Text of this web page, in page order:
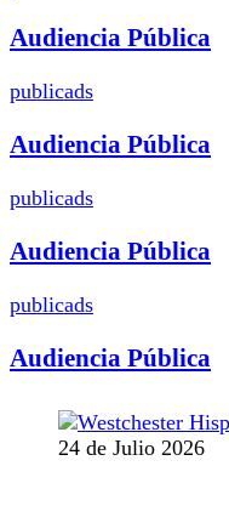
Audiencia Pública
publicads
Audiencia Pública
publicads
Audiencia Pública
publicads
Audiencia Pública
24 de Julio 2026